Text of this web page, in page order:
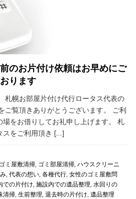
のお片付け依頼はお早めにご
ります
札幌お部屋片付け代行ロータス代表の
ご覧頂きありがとうございます。 ご利
をお借りしてお礼申し上げます。 札
スをご利用頂き […]
ゴミ屋敷清掃, ゴミ部屋清掃, ハウスクリーニ
, 代表の想い, 各種代行, 女性のゴミ屋敷問
での片付け, 施設内での遺品整理, 水回りの
清掃, 生前整理, 退去時の片付け, 遺品整理